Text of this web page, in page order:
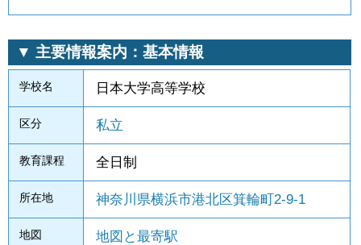
▼ 主要情報案内：基本情報
学校名 日本大学高等学校
区分 私立
教育課程 全日制
所在地 神奈川県横浜市港北区箕輪町2-9-1
地図 地図と最寄駅